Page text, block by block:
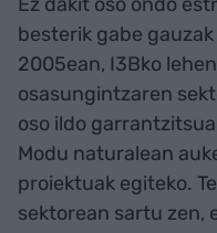
Ez dakit oso ondo
besterik gabe
2005ean, I3Bko
osasungintzaren
oso ildo
Modu naturalean
proiektuak egiteko.
sektorean sartu zen,